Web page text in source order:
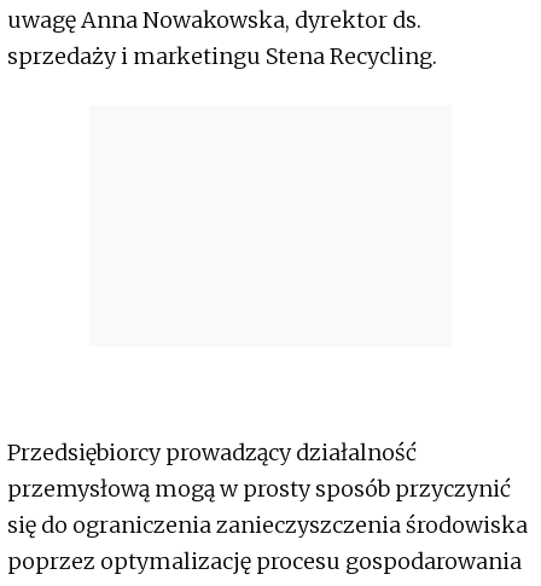
uwagę Anna Nowakowska, dyrektor ds.
sprzedaży i marketingu Stena Recycling.
Przedsiębiorcy prowadzący działalność
przemysłową mogą w prosty sposób przyczynić
się do ograniczenia zanieczyszczenia środowiska
poprzez optymalizację procesu gospodarowania